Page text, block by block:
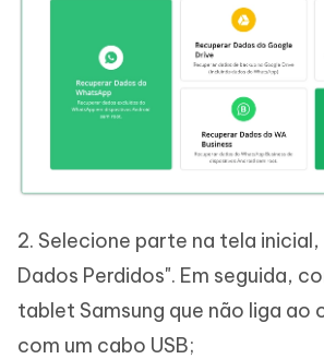
2. Selecione parte na tela inicial,
Dados Perdidos". Em seguida,
tablet Samsung que não liga ao
com um cabo USB;